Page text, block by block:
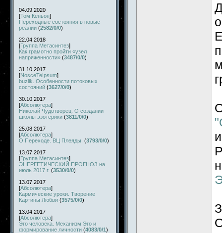
04.09.2020
[Том Кеньон]
Переходные состояния в новые
реалии (2582/0/0)
22.04.2018
[Группа Метасинтез]
Как грамотно пройти «узел
напряженности» (3487/0/0)
31.10.2017
[NosceTeIpsum]
buzlik. Особенности потоковых
состояний (3627/0/0)
30.10.2017
[Абсолютера]
Николай Чудотворец. О создании
школы эзотерики (3811/0/0)
25.08.2017
[Абсолютера]
О Переходе. ВЦ Плеяды. (3793/0/0)
13.07.2017
[Группа Метасинтез]
ЭНЕРГЕТИЧЕСКИЙ ПРОГНОЗ на
июль 2017 г. (3530/0/0)
13.07.2017
[Абсолютера]
Кармические уроки. Творение
Картины Любви (3575/0/0)
13.04.2017
[Абсолютера]
Эго человека. Механизм Эго и
формирование личности (4083/0/1)